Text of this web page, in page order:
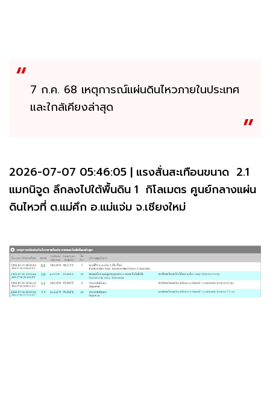
7 ก.ค. 68 เหตุการณ์แผ่นดินไหวภายในประเทศ
และใกล้เคียงล่าสุด
2026-07-07 05:46:05 | แรงสั่นสะเทือนขนาด 2.1
แมกนิจูด ลึกลงไปใต้พื้นดิน 1 กิโลเมตร ศูนย์กลางแผ่น
ดินไหวที่ ต.แม่ศึก อ.แม่แจ่ม จ.เชียงใหม่